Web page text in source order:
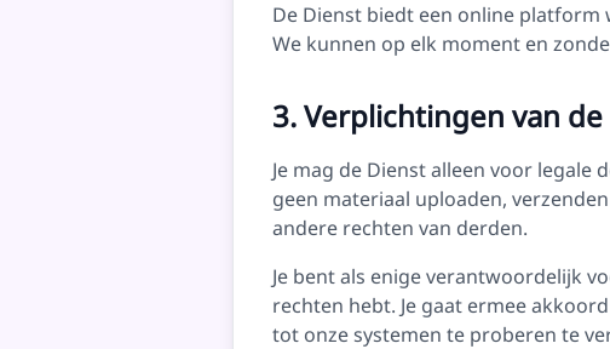
De Dienst biedt een online
We kunnen op elk moment en
3. Verplichtingen van
Je mag de Dienst alleen voor
geen materiaal uploaden,
andere rechten van derden.
Je bent als enige verantwoordelijk
rechten hebt. Je gaat ermee
tot onze systemen te proberen te